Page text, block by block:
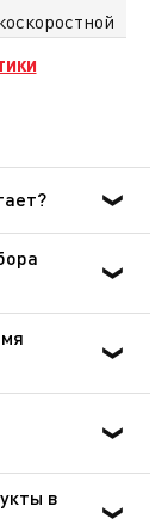
что
состоянии,
прибор не
опасной
должна быть
время
дозатора и
отверстие в
в